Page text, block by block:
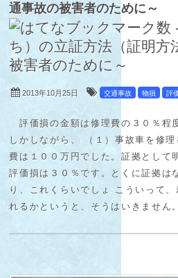
通事故の被害者のために～
2013年10月25日 交通事故 物損 評
評価損の金額は修理費の３０％
しかしながら、 （１）事故車を修
費は１００万円でした。証拠として
評価損は３０％です。とくに証拠は
り、これくらいでしょ こういって、
れるかというと、そうはいきませ